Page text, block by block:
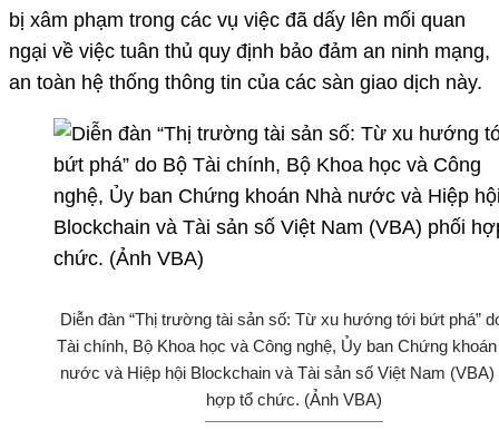
bị xâm phạm trong các vụ việc đã dấy lên mối quan
ngại về việc tuân thủ quy định bảo đảm an ninh mạng,
an toàn hệ thống thông tin của các sàn giao dịch này.
Diễn đàn “Thị trường tài sản số: Từ xu hướng tới bứt phá”
Tài chính, Bộ Khoa học và Công nghệ, Ủy ban Chứng
nước và Hiệp hội Blockchain và Tài sản số Việt Nam (VBA)
hợp tổ chức. (Ảnh VBA)